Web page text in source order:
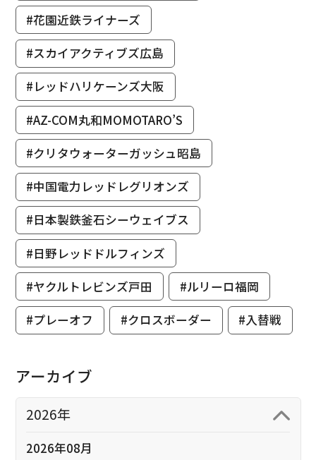
#花園近鉄ライナーズ
#スカイアクティブズ広島
#レッドハリケーンズ大阪
#AZ-COM丸和MOMOTARO’S
#クリタウォーターガッシュ昭島
#中国電力レッドレグリオンズ
#日本製鉄釜石シーウェイブス
#日野レッドドルフィンズ
#ヤクルトレビンズ戸田
#ルリーロ福岡
#プレーオフ
#クロスボーダー #入替戦
アーカイブ
2026年
2026年08月